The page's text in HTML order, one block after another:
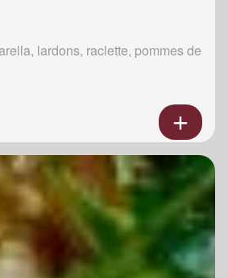
lardons, raclette, pommes de